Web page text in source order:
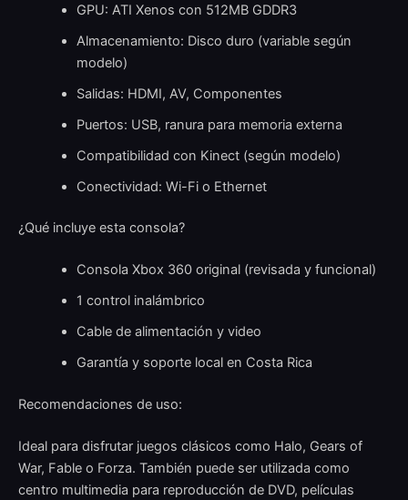
GPU: ATI Xenos con 512MB GDDR3
Almacenamiento: Disco duro (variable según
modelo)
Salidas: HDMI, AV, Componentes
Puertos: USB, ranura para memoria externa
Compatibilidad con Kinect (según modelo)
Conectividad: Wi-Fi o Ethernet
¿Qué incluye esta consola?
Consola Xbox 360 original (revisada y funcional)
1 control inalámbrico
Cable de alimentación y video
Garantía y soporte local en Costa Rica
Recomendaciones de uso:
Ideal para disfrutar juegos clásicos como Halo, Gears of
War, Fable o Forza. También puede ser utilizada como
centro multimedia para reproducción de DVD, películas